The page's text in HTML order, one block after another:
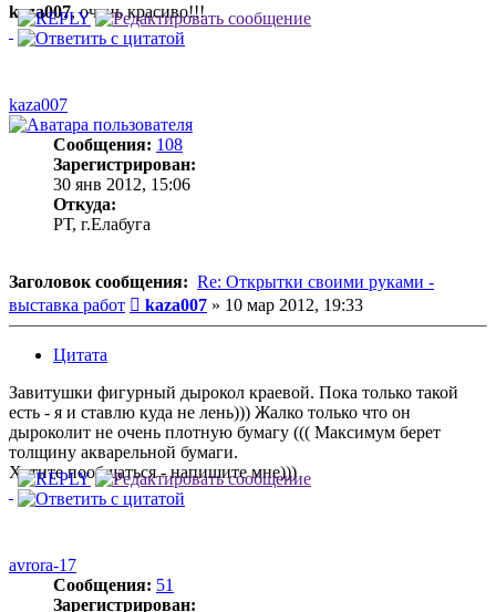
kaza007, очень красиво!!!
kaza007
Сообщения: 108
Зарегистрирован:
30 янв 2012, 15:06
Откуда:
РТ, г.Елабуга
Заголовок сообщения: Re: Открытки своими руками -
выставка работ
Сообщение
kaza007 » 10 мар 2012, 19:33
Цитата
Завитушки фигурный дырокол краевой. Пока только такой
есть - я и ставлю куда не лень))) Жалко только что он
дыроколит не очень плотную бумагу ((( Максимум берет
толщину акварельной бумаги.
Хотите пообщаться - напишите мне)))
avrora-17
Сообщения: 51
Зарегистрирован: